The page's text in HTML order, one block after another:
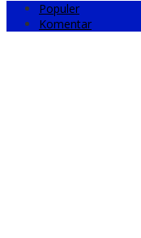
Populer
Komentar